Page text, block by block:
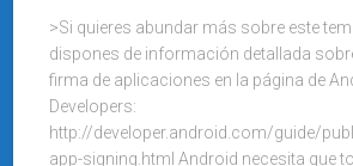
>Si quieres abundar más sobre este
dispones de información detallada
firma de aplicaciones en la página de
Developers:
http://developer.android.com/guide/
app-signing.html Android necesita que